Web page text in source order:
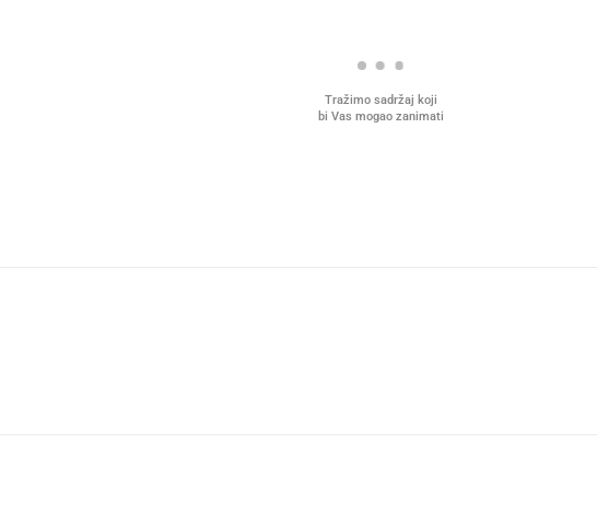
Tražimo sadržaj koji
bi Vas mogao zanimati